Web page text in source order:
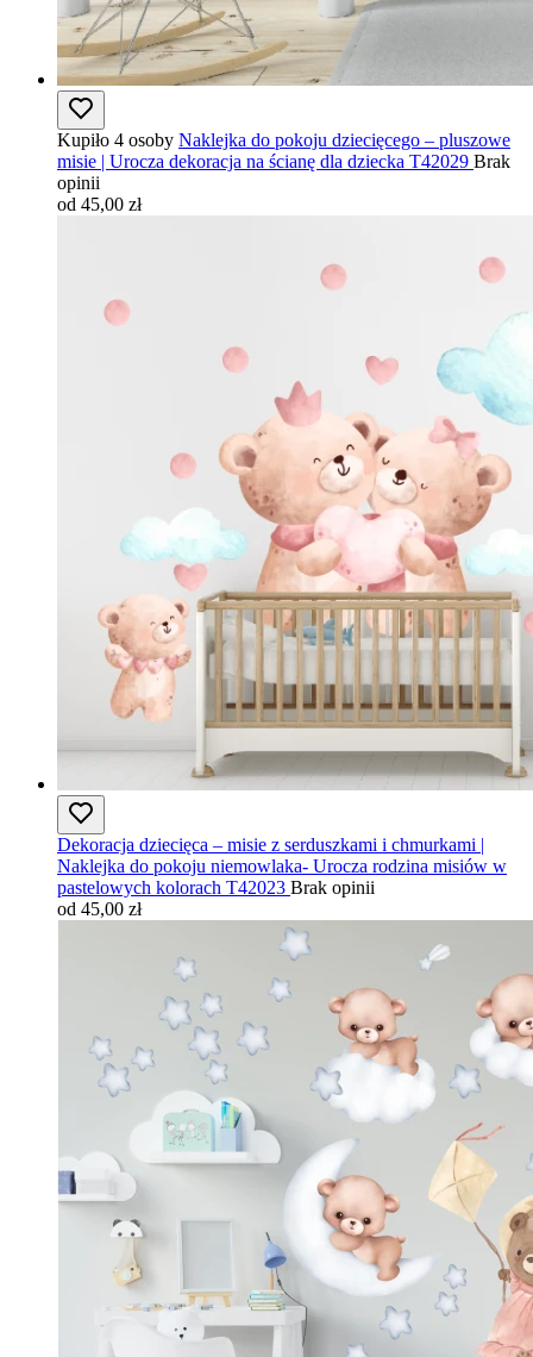
Kupiło 4 osoby Naklejka do pokoju dziecięcego – pluszowe
misie | Urocza dekoracja na ścianę dla dziecka T42029 Brak
opinii
od 45,00 zł
Dekoracja dziecięca – misie z serduszkami i chmurkami |
Naklejka do pokoju niemowlaka- Urocza rodzina misiów w
pastelowych kolorach T42023 Brak opinii
od 45,00 zł